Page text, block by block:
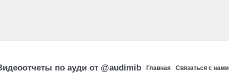
по ауди от @audimib Главная Связаться с нами